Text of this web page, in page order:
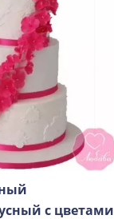
с цветами